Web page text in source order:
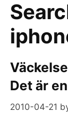
Det är
2010-04-21